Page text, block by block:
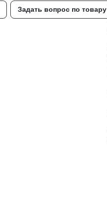
Задать вопрос по товару